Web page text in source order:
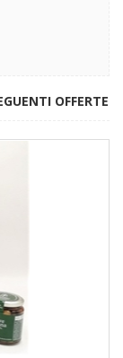
OFFERTE